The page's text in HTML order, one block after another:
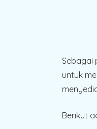
Sebagai
untuk
Berikut